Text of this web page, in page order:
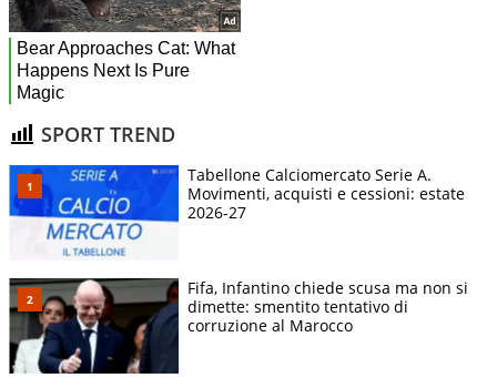
SPORT TREND
Tabellone Calciomercato Serie A.
Movimenti, acquisti e cessioni: estate
2026-27
Fifa, Infantino chiede scusa ma non si
dimette: smentito tentativo di
corruzione al Marocco